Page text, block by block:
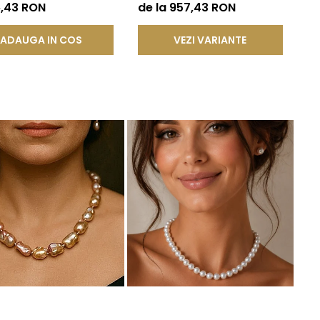
RON
ADAUGA IN COS
Calitate AAA+, Aur 14K |
KASKADDA®
de la 957,43 RON
VEZI VARIANTE